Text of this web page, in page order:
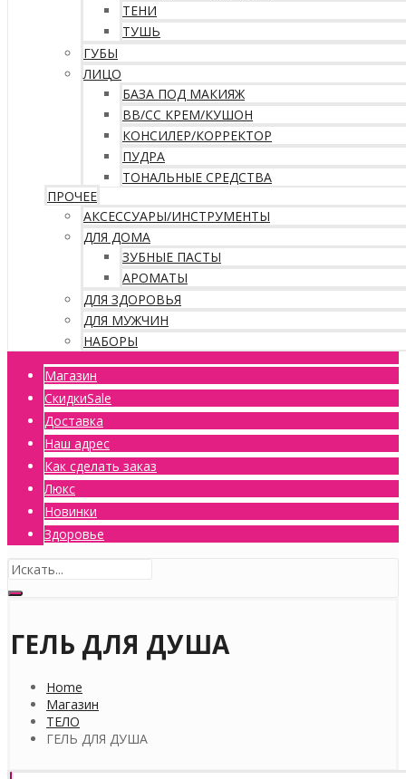
ТЕНИ
ТУШЬ
ГУБЫ
ЛИЦО
БАЗА ПОД МАКИЯЖ
ВВ/CC КРЕМ/КУШОН
КОНСИЛЕР/КОРРЕКТОР
ПУДРА
ТОНАЛЬНЫЕ СРЕДСТВА
ПРОЧЕЕ
АКСЕССУАРЫ/ИНСТРУМЕНТЫ
ДЛЯ ДОМА
ЗУБНЫЕ ПАСТЫ
АРОМАТЫ
ДЛЯ ЗДОРОВЬЯ
ДЛЯ МУЖЧИН
НАБОРЫ
Магазин
СкидкиSale
Доставка
Наш адрес
Как сделать заказ
Люкс
Новинки
Здоровье
ГЕЛЬ ДЛЯ ДУША
Home
Магазин
ТЕЛО
ГЕЛЬ ДЛЯ ДУША